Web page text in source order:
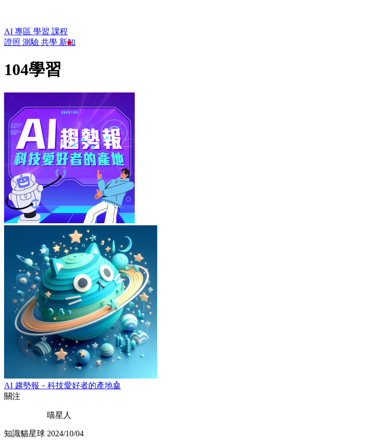
AI 專區 學習 課程
證照 測驗 共學 新知
104學習
AI 趨勢報－科技愛好者的產地🤖
關注
知識貓星球
喵星人
2024/10/04